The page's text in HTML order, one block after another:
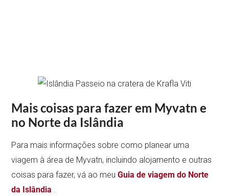
Mais coisas para fazer em Myvatn e
no Norte da Islândia
Para mais informações sobre como planear uma
viagem à área de Myvatn, incluindo alojamento e outras
coisas para fazer, vá ao meuGuia de viagem do Norte
da Islândia .